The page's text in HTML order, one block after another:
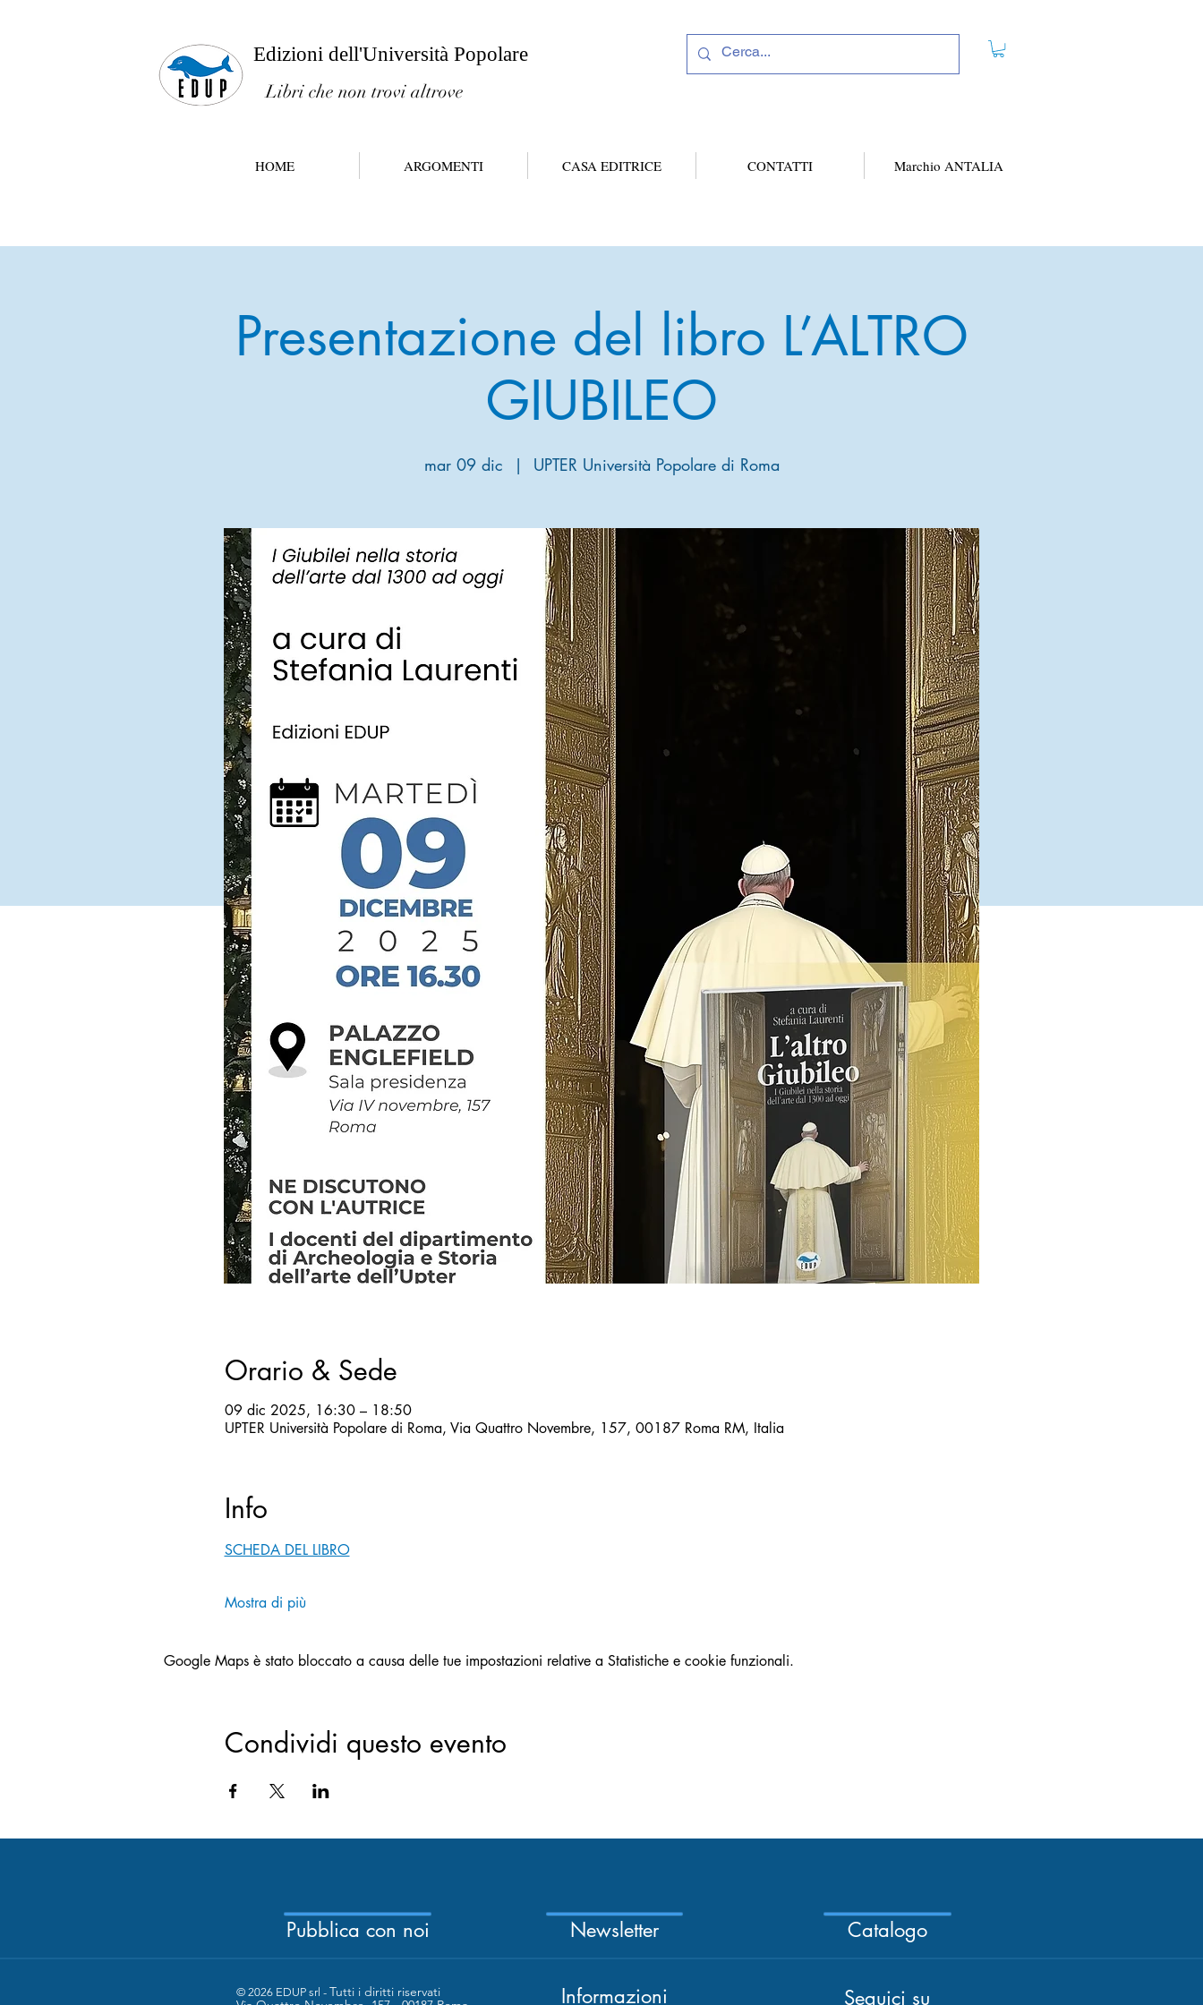
Edizioni dell'Università Popolare
Libri che non trovi altrove
HOME ARGOMENTI CASA EDITRICE CONTATTI Marchio ANTALIA
Presentazione del libro L’ALTRO
GIUBILEO
mar 09 dic
  |
UPTER Università Popolare di Roma
Orario & Sede
09 dic 2025, 16:30 – 18:50
UPTER Università Popolare di Roma, Via Quattro Novembre, 157, 00187 Roma RM, Italia
Info
SCHEDA DEL LIBRO
Mostra di più
Google Maps è stato bloccato a causa delle tue impostazioni relative a Statistiche e cookie funzionali.
Condividi questo evento
Pubblica con noi Newsletter Catalogo
© 2026 EDUP srl -Tutti i diritti riservati
Informazioni Seguici su